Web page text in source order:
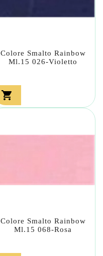
Colore Smalto Rainbow
Ml.15 026-Violetto

Colore Smalto Rainbow
Ml.15 068-Rosa